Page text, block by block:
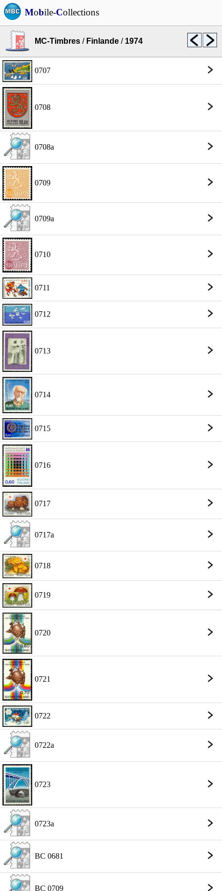
Mobile-Collections
MC-Timbres / Finlande / 1974
0707
0708
0708a
0709
0709a
0710
0711
0712
0713
0714
0715
0716
0717
0717a
0718
0719
0720
0721
0722
0722a
0723
0723a
BC 0681
BC 0709